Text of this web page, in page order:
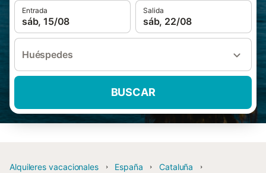
Entrada
sáb, 15/08
Salida
sáb, 22/08
Huéspedes
BUSCAR
Alquileres vacacionales España
Cataluña